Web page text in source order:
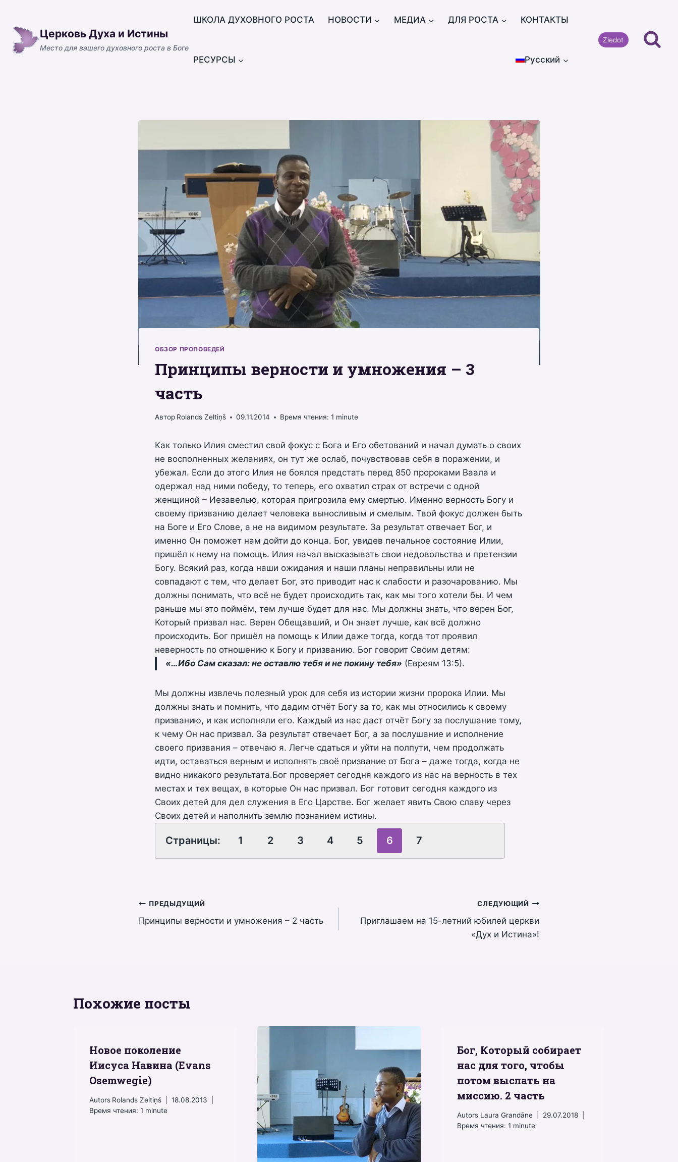
содержимомуЦерковь Духа и Истины
Место для вашего духовного роста в Боге
ШКОЛА ДУХОВНОГО РОСТА НОВОСТИ МЕДИА ДЛЯ РОСТА КОНТАКТЫ
РЕСУРСЫ Русский
Ziedot
ОБЗОР ПРОПОВЕДЕЙ
Принципы верности и умножения – 3
часть
Автор Rolands Zeltiņš 09.11.2014 Время чтения: 1 minute
Как только Илия сместил свой фокус с Бога и Его обетований и начал думать о своих
не восполненных желаниях, он тут же ослаб, почувствовав себя в поражении, и
убежал. Если до этого Илия не боялся предстать перед 850 пророками Ваала и
одержал над ними победу, то теперь, его охватил страх от встречи с одной
женщиной – Иезавелью, которая пригрозила ему смертью. Именно верность Богу и
своему призванию делает человека выносливым и смелым. Твой фокус должен быть
на Боге и Его Слове, а не на видимом результате. За результат отвечает Бог, и
именно Он поможет нам дойти до конца. Бог, увидев печальное состояние Илии,
пришёл к нему на помощь. Илия начал высказывать свои недовольства и претензии
Богу. Всякий раз, когда наши ожидания и наши планы неправильны или не
совпадают с тем, что делает Бог, это приводит нас к слабости и разочарованию. Мы
должны понимать, что всё не будет происходить так, как мы того хотели бы. И чем
раньше мы это поймём, тем лучше будет для нас. Мы должны знать, что верен Бог,
Который призвал нас. Верен Обещавший, и Он знает лучше, как всё должно
происходить. Бог пришёл на помощь к Илии даже тогда, когда тот проявил
неверность по отношению к Богу и призванию. Бог говорит Своим детям:
«…Ибо Сам сказал: не оставлю тебя и не покину тебя» (Евреям 13:5).
Мы должны извлечь полезный урок для себя из истории жизни пророка Илии. Мы
должны знать и помнить, что дадим отчёт Богу за то, как мы относились к своему
призванию, и как исполняли его. Каждый из нас даст отчёт Богу за послушание тому,
к чему Он нас призвал. За результат отвечает Бог, а за послушание и исполнение
своего призвания – отвечаю я. Легче сдаться и уйти на полпути, чем продолжать
идти, оставаться верным и исполнять своё призвание от Бога – даже тогда, когда не
видно никакого результата.Бог проверяет сегодня каждого из нас на верность в тех
местах и тех вещах, в которые Он нас призвал. Бог готовит сегодня каждого из
Своих детей для дел служения в Его Царстве. Бог желает явить Свою славу через
Своих детей и наполнить землю познанием истины.
Страницы: 1 2 3 4 5 6 7
Навигация
по
ПРЕДЫДУЩИЙ
Принципы верности и умножения – 2 часть
СЛЕДУЮЩИЙ
Приглашаем на 15-летний юбилей церкви
«Дух и Истина»!
Похожие посты
Новое поколение
Иисуса Навина (Evans
Osemwegie)
Autors Rolands Zeltiņš
18.08.2013
Время чтения: 1 minute
Бог, Который собирает
нас для того, чтобы
потом выслать на
миссию. 2 часть
Autors Laura Grandāne
29.07.2018
Время чтения: 1 minute